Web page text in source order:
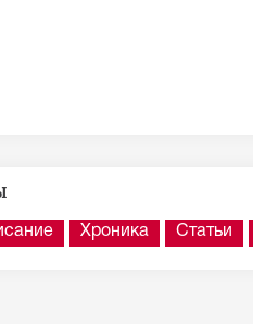
Хроника Статьи